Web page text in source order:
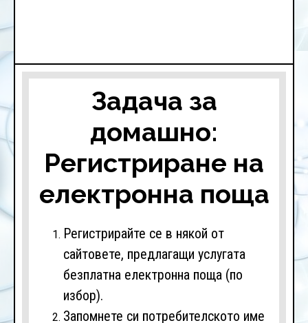
Задача за
домашно:
Регистриране на
електронна поща
Регистрирайте се в някой от
сайтовете, предлагащи услугата
безплатна електронна поща (по
избор).
Запомнете си потребителското име